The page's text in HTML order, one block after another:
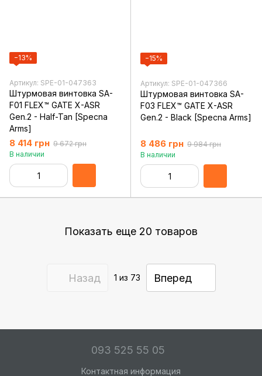
−13%
Артикул: SPE-01-047363
Штурмовая винтовка SA-
F01 FLEX™ GATE X-ASR
Gen.2 - Half-Tan [Specna
Arms]
8 414 грн 9 672 грн
В наличии
−15%
Артикул: SPE-01-047366
Штурмовая винтовка SA-
F03 FLEX™ GATE X-ASR
Gen.2 - Black [Specna Arms]
8 486 грн 9 984 грн
В наличии
Показать еще 20 товаров
Назад 1 из 73 Вперед
093 525 55 05
Контактная информация